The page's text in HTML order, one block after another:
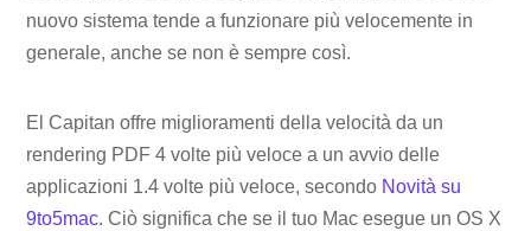
nuovo sistema tende a funzionare più velocemente in
generale, anche se non è sempre così.
El Capitan offre miglioramenti della velocità da un
rendering PDF 4 volte più veloce a un avvio delle
applicazioni 1.4 volte più veloce, secondo Novità su
9to5mac. Ciò significa che se il tuo Mac esegue un OS X